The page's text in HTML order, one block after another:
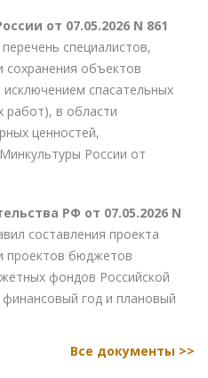
от 07.05.2026 N 861
специалистов,
сохранения объектов
исключением спасательных
работ), в области
ценностей,
России от
РФ от 07.05.2026 N
составления проекта
проектов бюджетов
фондов Российской
год и плановый
Все документы >>